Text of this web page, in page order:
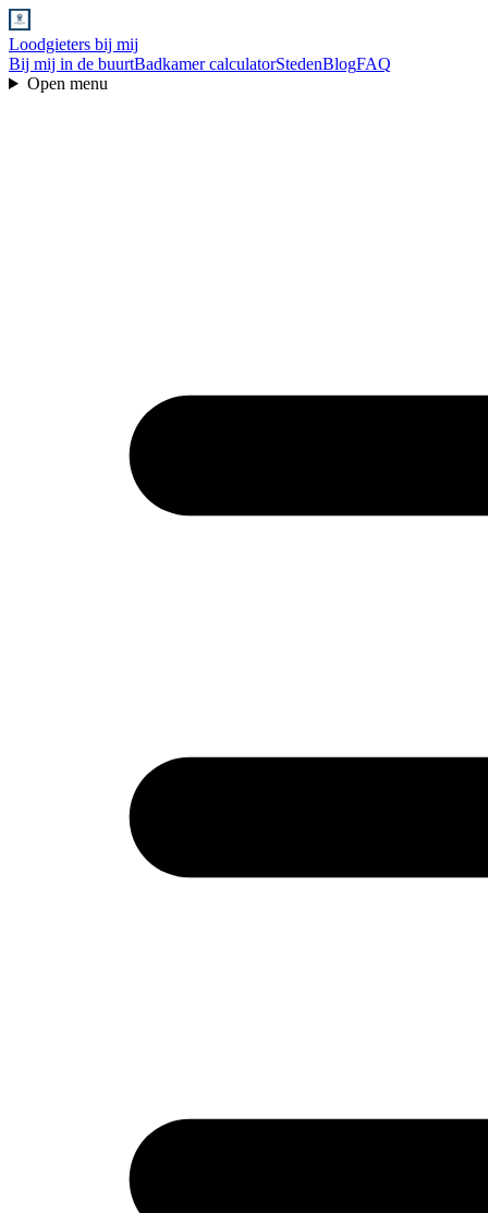
Loodgieters bij mij
Bij mij in de buurtBadkamer calculatorStedenBlogFAQ
Open menu